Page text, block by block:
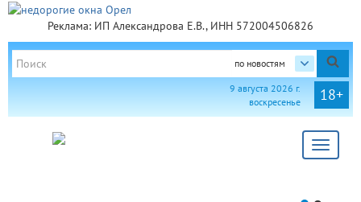
Реклама: ИП Александрова Е.В., ИНН 572004506826
по новостям
18+
9 августа 2026 г.
воскресенье
Toggle